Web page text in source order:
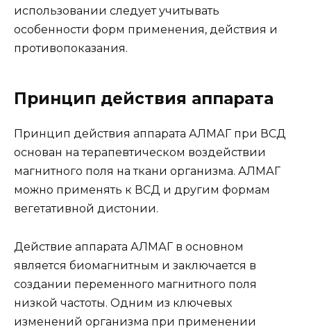
использовании следует учитывать
особенности форм применения, действия и
противопоказания.
Принцип действия аппарата
Принцип действия аппарата АЛМАГ при ВСД
основан на терапевтическом воздействии
магнитного поля на ткани организма. АЛМАГ
можно применять к ВСД и другим формам
вегетативной дистонии.
Действие аппарата АЛМАГ в основном
является биомагнитным и заключается в
создании переменного магнитного поля
низкой частоты. Одним из ключевых
изменений организма при применении